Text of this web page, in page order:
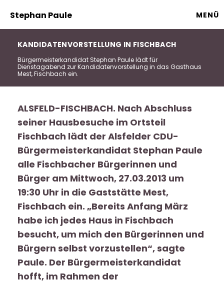
Stephan Paule MENÜ
KANDIDATENVORSTELLUNG IN FISCHBACH
Bürgermeisterkandidat Stephan Paule lädt für
Dienstagabend zur Kandidatenvorstellung in das Gasthaus
Mest, Fischbach ein.
ALSFELD-FISCHBACH. Nach Abschluss
seiner Hausbesuche im Ortsteil
Fischbach lädt der Alsfelder CDU-
Bürgermeisterkandidat Stephan Paule
alle Fischbacher Bürgerinnen und
Bürger am Mittwoch, 27.03.2013 um
19:30 Uhr in die Gaststätte Mest,
Fischbach ein. „Bereits Anfang März
habe ich jedes Haus in Fischbach
besucht, um mich den Bürgerinnen und
Bürgern selbst vorzustellen“, sagte
Paule. Der Bürgermeisterkandidat
hofft, im Rahmen der